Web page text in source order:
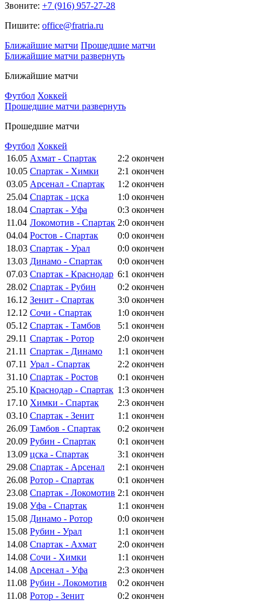
Звоните: +7 (916) 957-27-28
Пишите: office@fratria.ru
Ближайшие матчи Прошедшие матчи
Ближайшие матчи развернуть
Ближайшие матчи
Футбол Хоккей
Прошедшие матчи развернуть
Прошедшие матчи
Футбол Хоккей
16.05 Ахмат - Спартак 2:2 окончен
10.05 Спартак - Химки 2:1 окончен
03.05 Арсенал - Спартак 1:2 окончен
25.04 Спартак - цска 1:0 окончен
18.04 Спартак - Уфа 0:3 окончен
11.04 Локомотив - Спартак 2:0 окончен
04.04 Ростов - Спартак 0:0 окончен
18.03 Спартак - Урал 0:0 окончен
13.03 Динамо - Спартак 0:0 окончен
07.03 Спартак - Краснодар 6:1 окончен
28.02 Спартак - Рубин 0:2 окончен
16.12 Зенит - Спартак 3:0 окончен
12.12 Сочи - Спартак 1:0 окончен
05.12 Спартак - Тамбов 5:1 окончен
29.11 Спартак - Ротор 2:0 окончен
21.11 Спартак - Динамо 1:1 окончен
07.11 Урал - Спартак 2:2 окончен
31.10 Спартак - Ростов 0:1 окончен
25.10 Краснодар - Спартак 1:3 окончен
17.10 Химки - Спартак 2:3 окончен
03.10 Спартак - Зенит 1:1 окончен
26.09 Тамбов - Спартак 0:2 окончен
20.09 Рубин - Спартак 0:1 окончен
13.09 цска - Спартак 3:1 окончен
29.08 Спартак - Арсенал 2:1 окончен
26.08 Ротор - Спартак 0:1 окончен
23.08 Спартак - Локомотив 2:1 окончен
19.08 Уфа - Спартак 1:1 окончен
15.08 Динамо - Ротор 0:0 окончен
15.08 Рубин - Урал 1:1 окончен
14.08 Спартак - Ахмат 2:0 окончен
14.08 Сочи - Химки 1:1 окончен
14.08 Арсенал - Уфа 2:3 окончен
11.08 Рубин - Локомотив 0:2 окончен
11.08 Ротор - Зенит 0:2 окончен